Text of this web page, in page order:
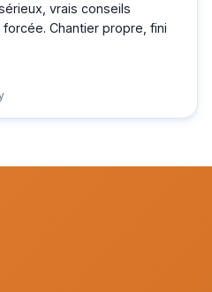
vrais conseils
Chantier propre, fini